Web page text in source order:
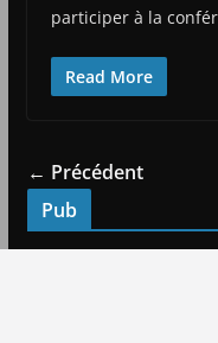
participer à la
Read More
← Précédent
Pub